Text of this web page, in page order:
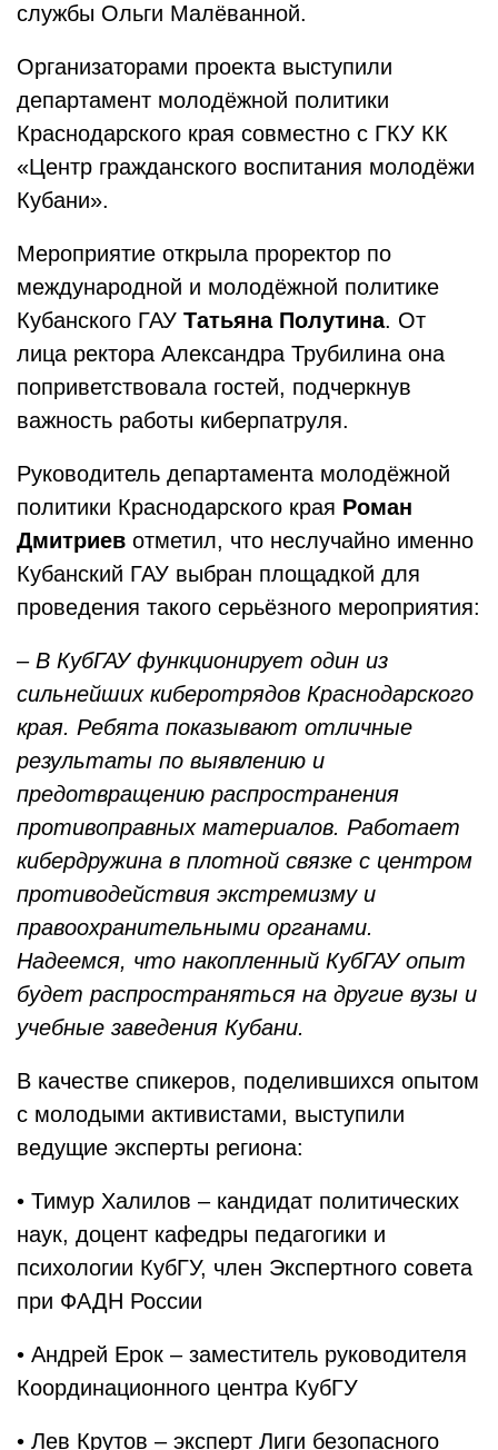
службы Ольги Малёванной.
Организаторами проекта выступили
департамент молодёжной политики
Краснодарского края совместно с ГКУ КК
«Центр гражданского воспитания молодёжи
Кубани».
Мероприятие открыла проректор по
международной и молодёжной политике
Кубанского ГАУ Татьяна Полутина. От
лица ректора Александра Трубилина она
поприветствовала гостей, подчеркнув
важность работы киберпатруля.
Руководитель департамента молодёжной
политики Краснодарского края Роман
Дмитриев отметил, что неслучайно именно
Кубанский ГАУ выбран площадкой для
проведения такого серьёзного мероприятия:
– В КубГАУ функционирует один из
сильнейших киберотрядов Краснодарского
края. Ребята показывают отличные
результаты по выявлению и
предотвращению распространения
противоправных материалов. Работает
кибердружина в плотной связке с центром
противодействия экстремизму и
правоохранительными органами.
Надеемся, что накопленный КубГАУ опыт
будет распространяться на другие вузы и
учебные заведения Кубани.
В качестве спикеров, поделившихся опытом
с молодыми активистами, выступили
ведущие эксперты региона:
• Тимур Халилов – кандидат политических
наук, доцент кафедры педагогики и
психологии КубГУ, член Экспертного совета
при ФАДН России
• Андрей Ерок – заместитель руководителя
Координационного центра КубГУ
• Лев Крутов – эксперт Лиги безопасного